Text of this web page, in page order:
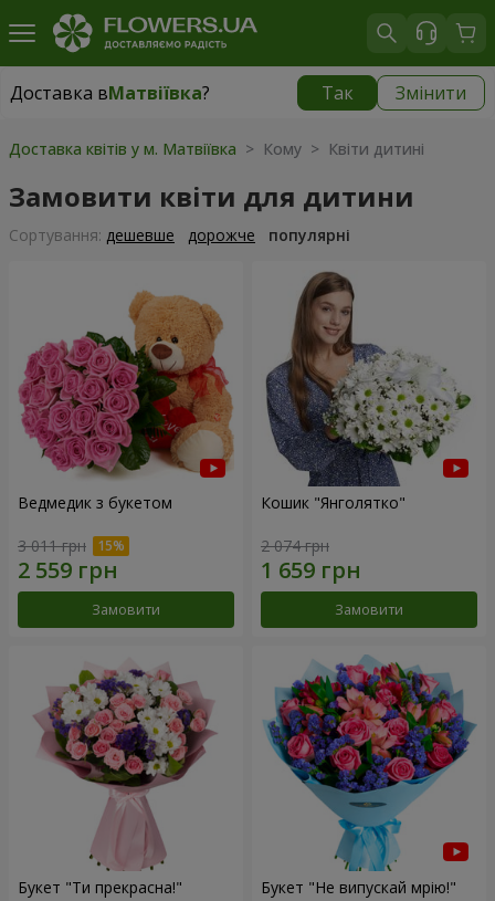
Доставка вМатвіївка? Так Змінити
Доставка вМатвіївка|
Доставка квітів у м. Матвіївка > Кому > Квіти дитині
Замовити квіти для дитини
Сортування: дешевше дорожче популярні
Ведмедик з букетом
3 011 грн
Замовити
Кошик "Янголятко"
2 074 грн
Замовити
Букет "Ти прекрасна!" Букет "Не випускай мрію!"